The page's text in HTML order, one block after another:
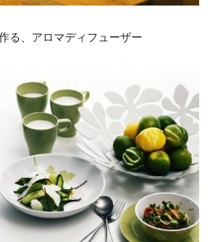
る、アロマディフューザー